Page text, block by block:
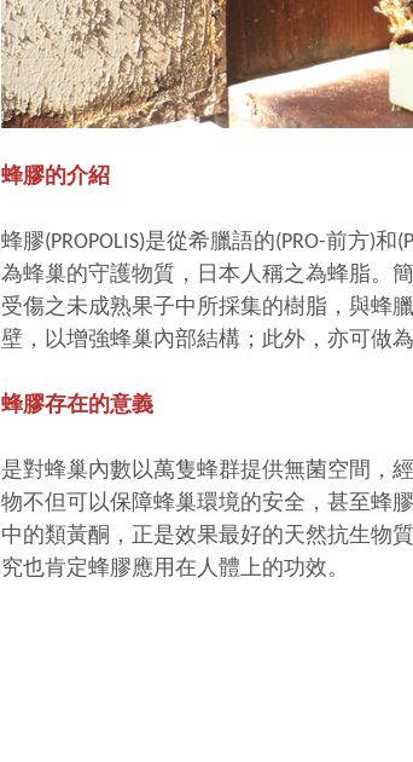
蜂膠的介紹
蜂膠(PROPOLIS)是從希臘語的(PRO-前方)
為蜂巢的守護物質，日本人稱之為蜂脂。
受傷之未成熟果子中所採集的樹脂，與蜂
壁，以增強蜂巢內部結構；此外，亦可做
蜂膠存在的意義
是對蜂巢內數以萬隻蜂群提供無菌空間，
物不但可以保障蜂巢環境的安全，甚至蜂
中的類黃酮，正是效果最好的天然抗生物
究也肯定蜂膠應用在人體上的功效。